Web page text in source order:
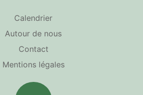
Calendrier
Autour de nous
Contact
Mentions légales